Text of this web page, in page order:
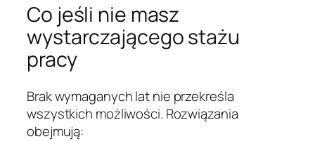
Co jeśli nie masz
wystarczającego stażu
pracy
Brak wymaganych lat nie przekreśla
wszystkich możliwości. Rozwiązania
obejmują: